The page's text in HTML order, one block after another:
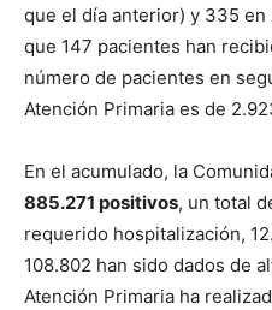
que el día anterior) y 335 en
que 147 pacientes han
número de pacientes en
Atención Primaria es de
En el acumulado, la
885.271 positivos, un total
requerido hospitalización,
108.802 han sido dados de
Atención Primaria ha